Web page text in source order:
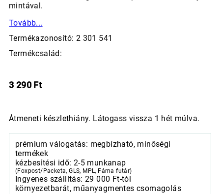
mintával.
Tovább...
Termékazonosító: 2 301 541
Termékcsalád:
3 290 Ft
Átmeneti készlethiány. Látogass vissza 1 hét múlva.
prémium válogatás: megbízható, minőségi
termékek
kézbesítési idő: 2-5 munkanap
(Foxpost/Packeta, GLS, MPL, Fáma futár)
Ingyenes szállítás: 29 000 Ft-tól
környezetbarát, műanyagmentes csomagolás